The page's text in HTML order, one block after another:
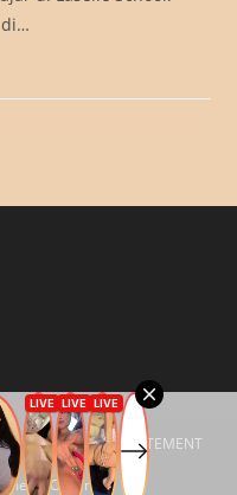
di…
COMPLIANCE STATEMENT
by OceanWP